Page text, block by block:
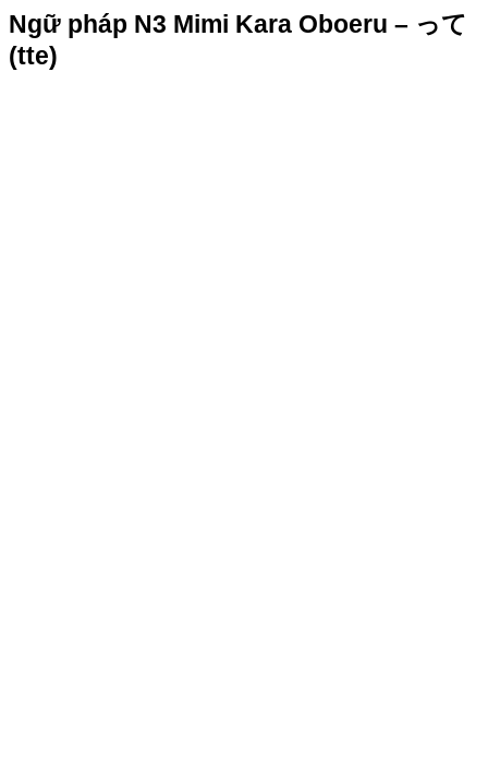
Ngữ pháp N3 Mimi Kara Oboeru – って
(tte)